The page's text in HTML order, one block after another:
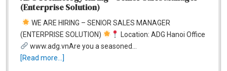
(Enterprise Solution)
WE ARE HIRING – SENIOR SALES MANAGER
(ENTERPRISE SOLUTION)
Location: ADG Hanoi Office
www.adg.vnAre you a seasoned…
[Read more...]